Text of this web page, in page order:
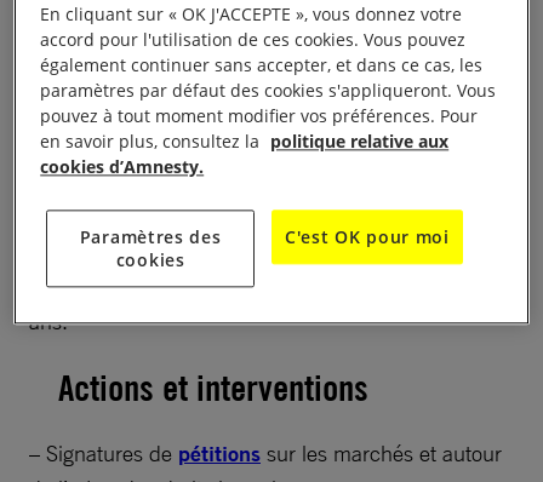
Le groupe, créé le 31 janvier 1985 est composé
d’une bonne quinzaine de membres actifs et de
sympathisants. Il participe activement, chaque
année, à plusieurs campagnes et actions d’Amnesty
Il mène des actions pour la libération de Leonard
Peltier, Amérindien emprisonné depuis plus de 40
ans.
Actions et interventions
– Signatures de pétitions sur les marchés et autour
En cliquant sur « OK J'ACCEPTE », vous donnez votre
accord pour l'utilisation de ces cookies. Vous pouvez
également continuer sans accepter, et dans ce cas, les
paramètres par défaut des cookies s'appliqueront. Vous
pouvez à tout moment modifier vos préférences. Pour
en savoir plus, consultez la politique relative aux
cookies d’Amnesty.
Paramètres des
cookies
C'est OK pour moi